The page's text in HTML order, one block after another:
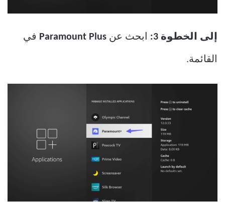
إلى الخطوة 3: ابحث عن في
القائمة.